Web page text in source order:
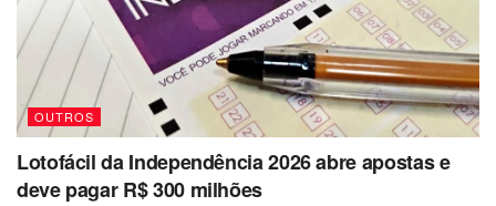
OUTROS
Lotofácil da Independência 2026 abre apostas e
deve pagar R$ 300 milhões